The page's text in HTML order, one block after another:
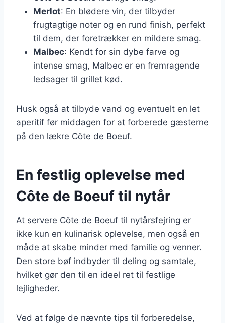
Merlot: En blødere vin, der tilbyder
frugtagtige noter og en rund finish, perfekt
til dem, der foretrækker en mildere smag.
Malbec: Kendt for sin dybe farve og
intense smag, Malbec er en fremragende
ledsager til grillet kød.
Husk også at tilbyde vand og eventuelt en let
aperitif før middagen for at forberede gæsterne
på den lækre Côte de Boeuf.
En festlig oplevelse med
Côte de Boeuf til nytår
At servere Côte de Boeuf til nytårsfejring er
ikke kun en kulinarisk oplevelse, men også en
måde at skabe minder med familie og venner.
Den store bøf indbyder til deling og samtale,
hvilket gør den til en ideel ret til festlige
lejligheder.
Ved at følge de nævnte tips til forberedelse,